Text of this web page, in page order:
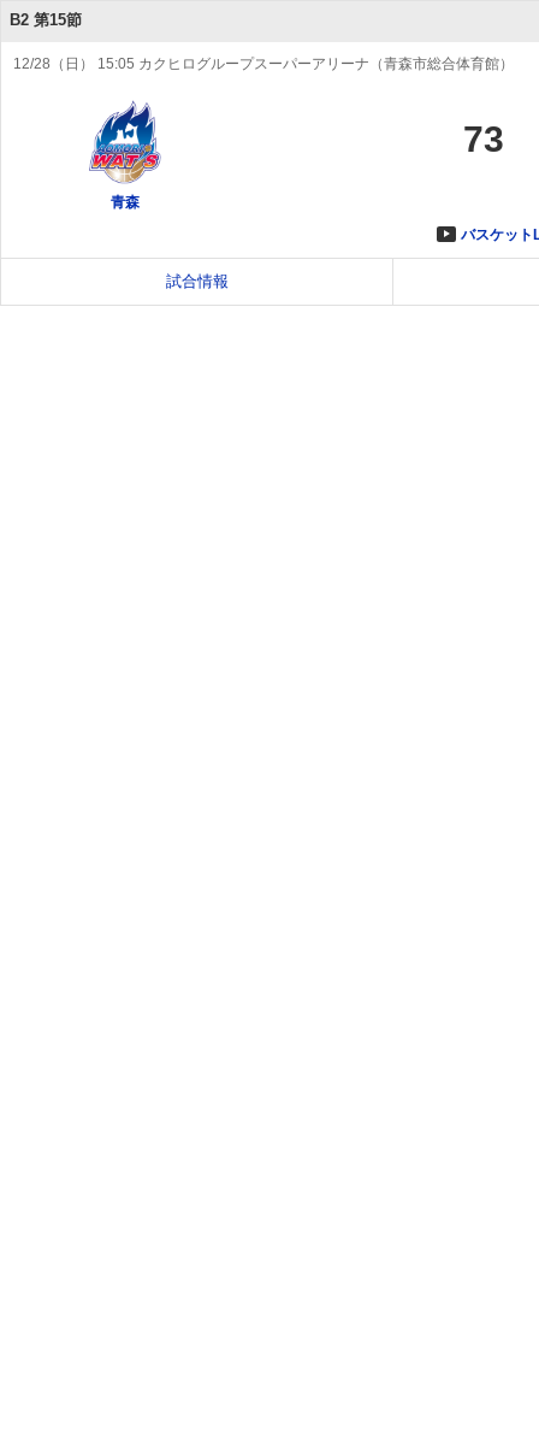
B2 第15節
12/28（日） 15:05 カクヒログループスーパーアリーナ（青森市総合体育館）
青森
73
バスケット
試合情報